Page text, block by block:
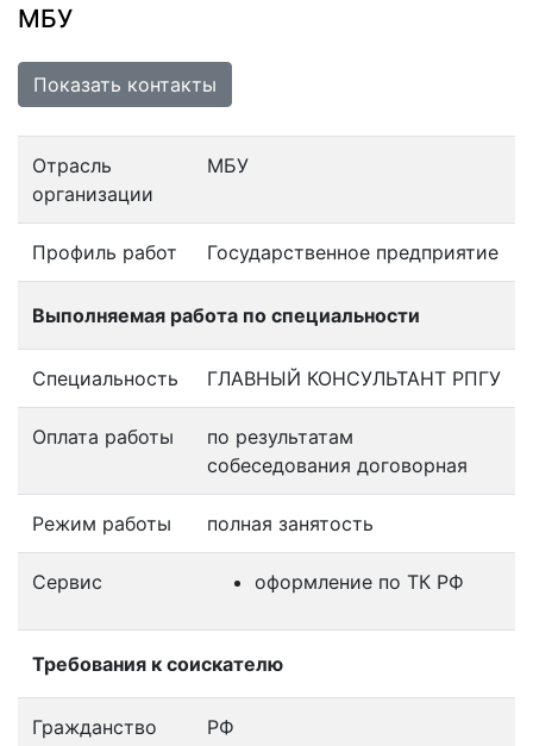
МБУ
Показать контакты
Отрасль
организации
МБУ
Профиль работ Государственное предприятие
Выполняемая работа по специальности
Специальность ГЛАВНЫЙ КОНСУЛЬТАНТ РПГУ
Оплата работы
по результатам
собеседования договорная
Режим работы полная занятость
Сервис оформление по ТК РФ
Требования к соискателю
Гражданство РФ